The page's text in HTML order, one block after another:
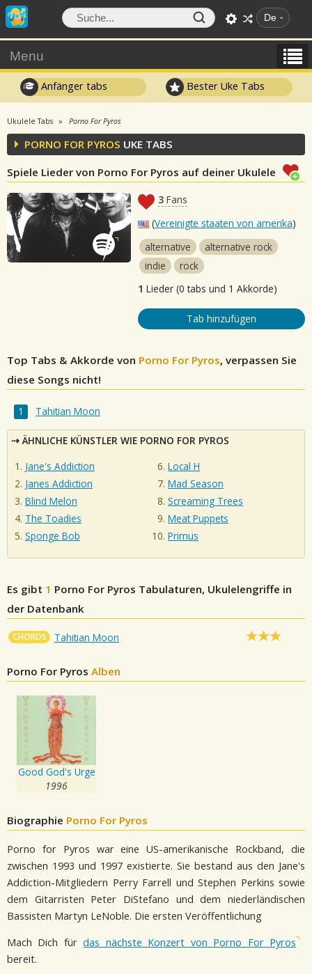
De
Menu
Anfänger tabs Bester Uke Tabs
Ukulele Tabs Porno For Pyros
PORNO FOR PYROS UKE TABS
Spiele Lieder von Porno For Pyros auf deiner Ukulele
3 Fans
(Vereinigte staaten von amerika)
alternative
alternative rock
indie
rock
1 Lieder (0 tabs und 1 Akkorde)
Tab hinzufügen
Top Tabs & Akkorde von Porno For Pyros, verpassen Sie
diese Songs nicht!
Tahitian Moon
ÄHNLICHE KÜNSTLER WIE PORNO FOR PYROS
Jane's Addiction
Janes Addiction
Blind Melon
The Toadies
Sponge Bob
Local H
Mad Season
Screaming Trees
Meat Puppets
Primus
Es gibt 1 Porno For Pyros Tabulaturen, Ukulelengriffe in
der Datenbank
CHORDS Tahitian Moon
Porno For Pyros Alben
Good God's Urge
1996
Biographie Porno For Pyros
Porno for Pyros war eine US-amerikanische Rockband, die
zwischen 1993 und 1997 existierte. Sie bestand aus den Jane's
Addiction-Mitgliedern Perry Farrell und Stephen Perkins sowie
dem Gitarristen Peter DiStefano und dem niederländischen
Bassisten Martyn LeNoble. Die ersten Veröffentlichung
Mach Dich fürdas nächste Konzert von Porno For Pyros
bereit.